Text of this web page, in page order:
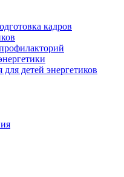
кадров
для детей энергетиков